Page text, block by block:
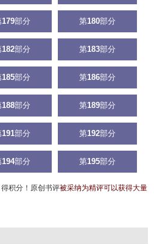
179部分 第180部分
182部分 第183部分
185部分 第186部分
188部分 第189部分
191部分 第192部分
194部分 第195部分
积分！原创书评被采纳为精评可以获得大量